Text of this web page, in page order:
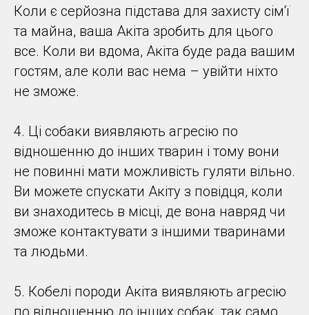
Коли є серйозна підстава для захисту сім'ї
та майна, ваша Акіта зробить для цього
все. Коли ви вдома, Акіта буде рада вашим
гостям, але коли вас нема – увійти ніхто
не зможе.
4. Ці собаки виявляють агресію по
відношенню до інших тварин і тому вони
не повинні мати можливість гуляти вільно.
Ви можете спускати Акіту з повідця, коли
ви знаходитесь в місці, де вона навряд чи
зможе контактувати з іншими тваринами
та людьми.
5. Кобелі породи Акіта виявляють агресію
по відношенню до інших собак, так само,